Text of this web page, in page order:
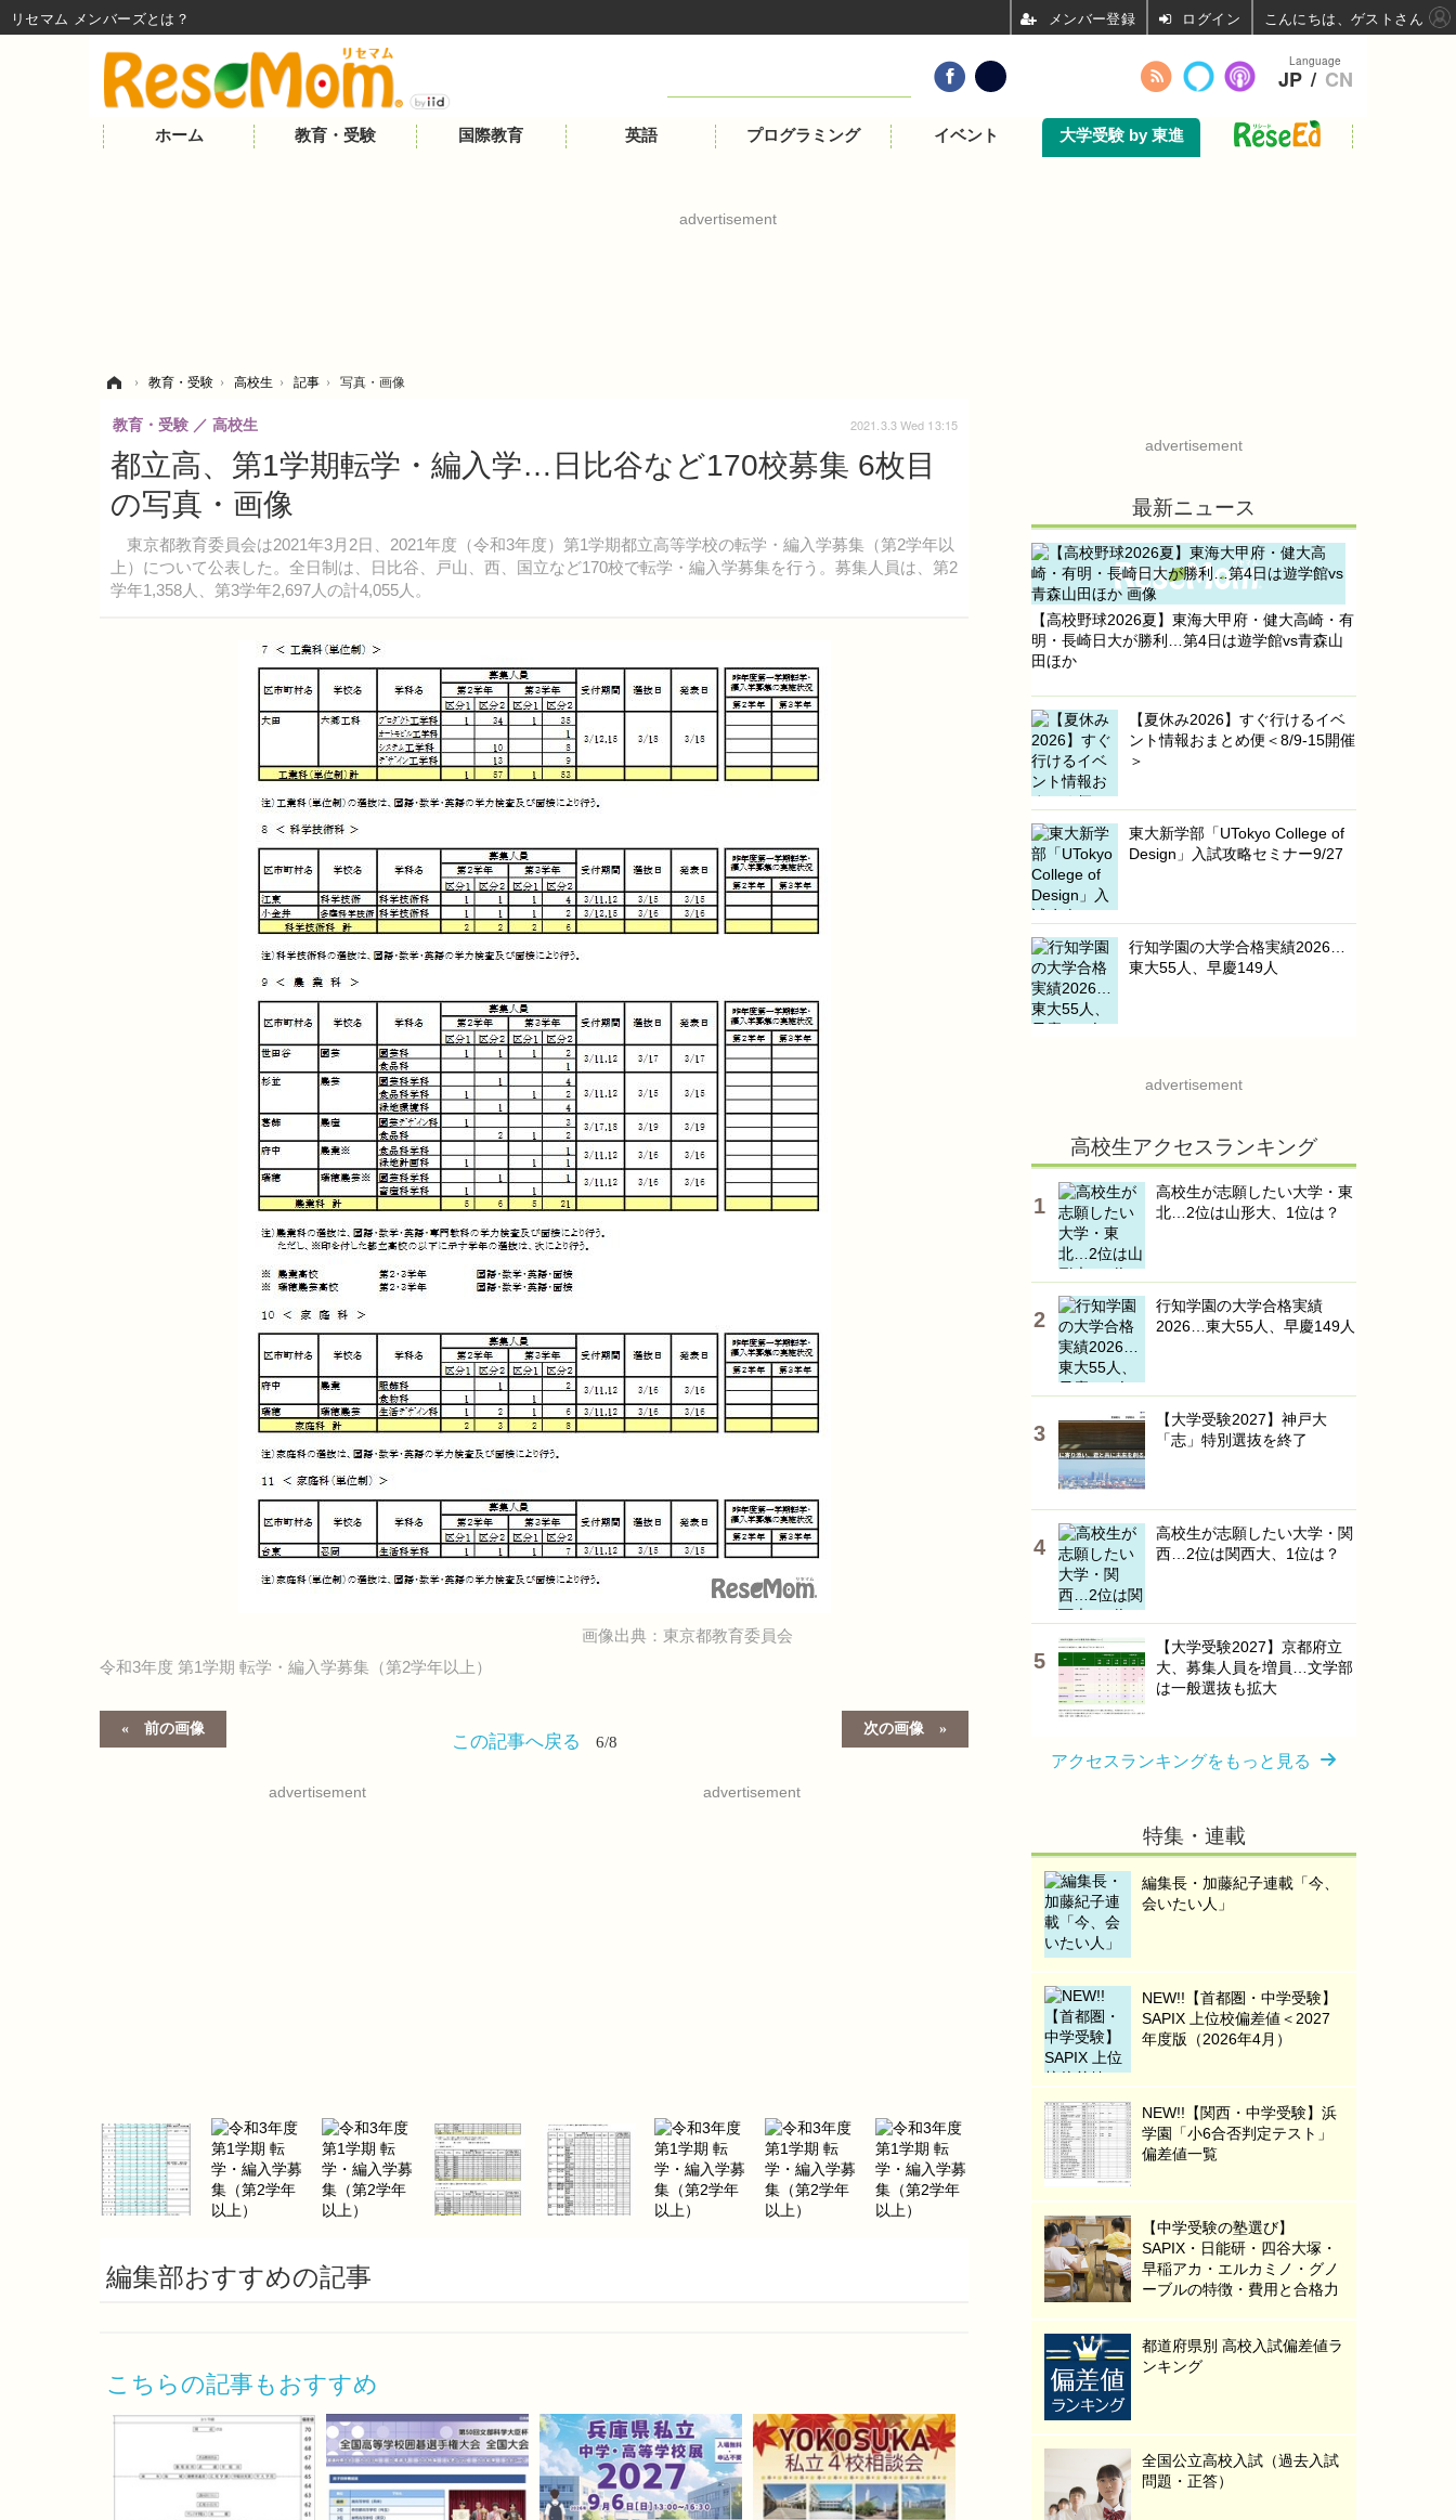
ホーム 教育・受験 国際教育 英語 プログラミング イベント 大学受験 by 東進
advertisement
› 教育・受験 › 高校生 › 記事 › 写真・画像
都立高、第1学期転学・編入学…日比谷など170校募集 6枚目
の写真・画像
東京都教育委員会は2021年3月2日、2021年度（令和3年度）第1学期都立高等学校の転学・編入学募集（第2学年以
上）について公表した。全日制は、日比谷、戸山、西、国立など170校で転学・編入学募集を行う。募集人員は、第2
学年1,358人、第3学年2,697人の計4,055人。
教育・受験 高校生 2021.3.3 Wed 13:15
画像出典：東京都教育委員会
令和3年度 第1学期 転学・編入学募集（第2学年以上）
前の画像 次の画像
この記事へ戻る 6/8
advertisement advertisement
編集部おすすめの記事
こちらの記事もおすすめ
advertisement
最新ニュース
【高校野球2026夏】東海大甲府・健大高崎・有
明・長崎日大が勝利…第4日は遊学館vs青森山
田ほか
【夏休み2026】すぐ行けるイベ
ント情報おまとめ便＜8/9-15開催
＞
東大新学部「UTokyo College of
Design」入試攻略セミナー9/27
行知学園の大学合格実績2026…
東大55人、早慶149人
advertisement
高校生アクセスランキング
高校生が志願したい大学・東
北…2位は山形大、1位は？
行知学園の大学合格実績
2026…東大55人、早慶149人
【大学受験2027】神戸大
「志」特別選抜を終了
高校生が志願したい大学・関
西…2位は関西大、1位は？
【大学受験2027】京都府立
大、募集人員を増員…文学部
は一般選抜も拡大
アクセスランキングをもっと見る
特集・連載
編集長・加藤紀子連載「今、
会いたい人」
NEW!!【首都圏・中学受験】
SAPIX 上位校偏差値＜2027
年度版（2026年4月）
NEW!!【関西・中学受験】浜
学園「小6合否判定テスト」
偏差値一覧
【中学受験の塾選び】
SAPIX・日能研・四谷大塚・
早稲アカ・エルカミノ・グノ
ーブルの特徴・費用と合格力
都道府県別 高校入試偏差値ラ
ンキング
全国公立高校入試（過去入試
問題・正答）
Language
JP / CN
リセマム メンバーズ ログイン こんにちは、ゲストさん